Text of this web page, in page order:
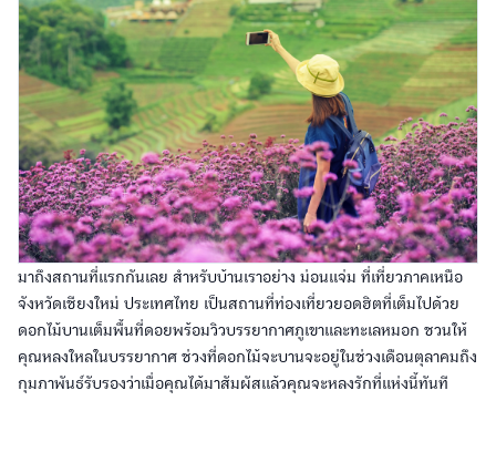
มาถึงสถานที่แรกกันเลย สำหรับบ้านเราอย่าง ม่อนแจ่ม ที่เที่ยวภาคเหนือ
จังหวัดเชียงใหม่ ประเทศไทย เป็นสถานที่ท่องเที่ยวยอดฮิตที่เต็มไปด้วย
ดอกไม้บานเต็มพื้นที่ดอยพร้อมวิวบรรยากาศภูเขาและทะเลหมอก ชวนให้
คุณหลงใหลในบรรยากาศ ช่วงที่ดอกไม้จะบานจะอยู่ในช่วงเดือนตุลาคมถึง
กุมภาพันธ์รับรองว่าเมื่อคุณได้มาสัมผัสแล้วคุณจะหลงรักที่แห่งนี้ทันที